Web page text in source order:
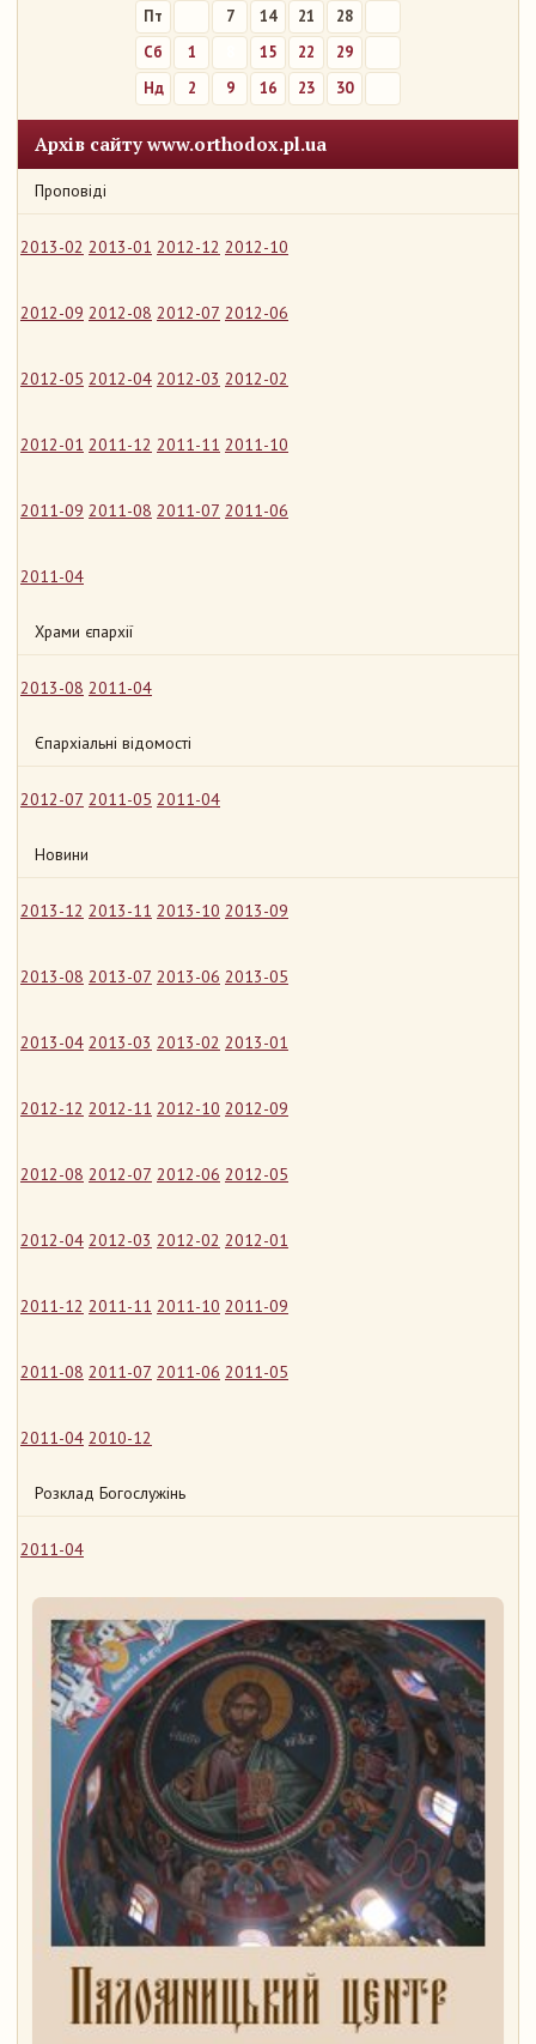
Пт
7 14 21
28
Сб
1 15 22
29
Нд
2 9 16 23 30
Архів сайту www.orthodox.pl.ua
Проповіді
2013-02 2013-01 2012-12 2012-10
2012-09 2012-08 2012-07 2012-06
2012-05 2012-04 2012-03 2012-02
2012-01 2011-12 2011-11 2011-10
2011-09 2011-08 2011-07 2011-06
2011-04
Храми єпархії
2013-08 2011-04
Єпархіальні відомості
2012-07 2011-05 2011-04
Новини
2013-12 2013-11 2013-10 2013-09
2013-08 2013-07 2013-06 2013-05
2013-04 2013-03 2013-02 2013-01
2012-12 2012-11 2012-10 2012-09
2012-08 2012-07 2012-06 2012-05
2012-04 2012-03 2012-02 2012-01
2011-12 2011-11 2011-10 2011-09
2011-08 2011-07 2011-06 2011-05
2011-04 2010-12
Розклад Богослужінь
2011-04